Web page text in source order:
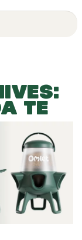
TE
accetti di iscriverti alla newsletter